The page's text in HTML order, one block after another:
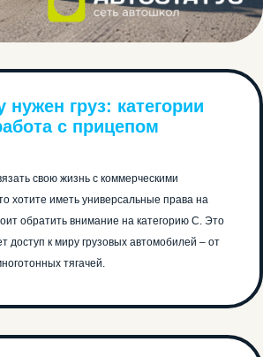
нужен груз: категории
с прицепом
свою жизнь с коммерческими
хотите иметь универсальные права на
обратить внимание на категорию С. Это
доступ к миру грузовых автомобилей – от
тягачей.